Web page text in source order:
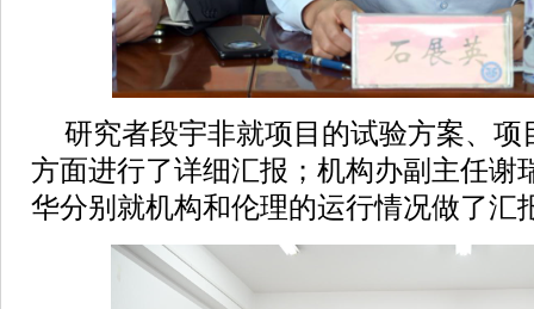
研究者段宇非就项目的试验方案、
方面进行了详细汇报；机构办副主任谢
华分别就机构和伦理的运行情况做了汇